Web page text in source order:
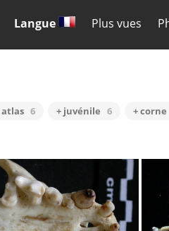
Langue Plus vues
atlas 6 + juvénile 6 + corne